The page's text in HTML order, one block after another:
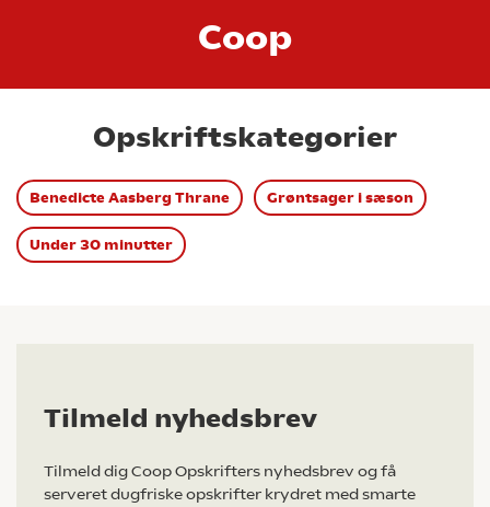
Coop
Opskriftskategorier
Benedicte Aasberg Thrane Grøntsager i sæson
Under 30 minutter
Tilmeld nyhedsbrev
Tilmeld dig Coop Opskrifters nyhedsbrev og få
serveret dugfriske opskrifter krydret med smarte